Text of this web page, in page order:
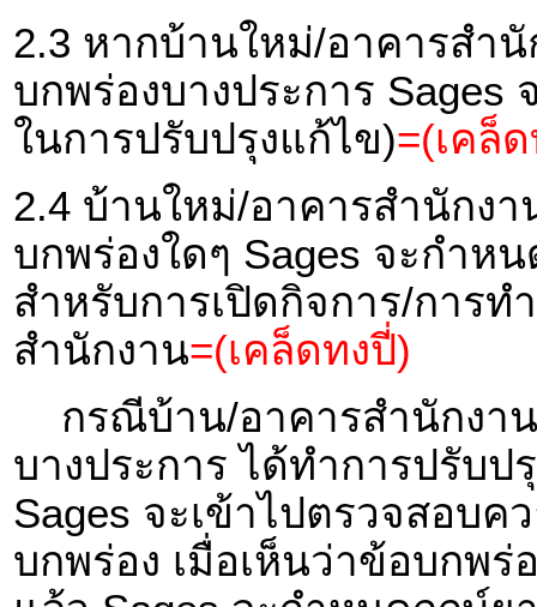
2.3 หากบ้านใหม่/อาคารสำ
บกพร่องบางประการ
ในการปรับปรุงแก้ไข)=(เคล็
2.4 บ้านใหม่/อาคารสำนักง
บกพร่องใดๆ Sages จะกำห
สำหรับการเปิดกิจการ/การ
สำนักงาน=(เคล็ดทงปี่)
กรณีบ้าน/อาคารสำนักงาน
บางประการ ได้ทำการปรับ
Sages จะเข้าไปตรวจสอบ
บกพร่อง เมื่อเห็นว่าข้อบกพ